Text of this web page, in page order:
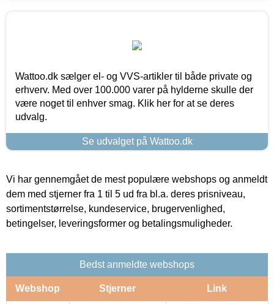
Wattoo.dk sælger el- og VVS-artikler til både private og
erhverv. Med over 100.000 varer på hylderne skulle der
være noget til enhver smag. Klik her for at se deres
udvalg.
Se udvalget på Wattoo.dk
Vi har gennemgået de mest populære webshops og anmeldt
dem med stjerner fra 1 til 5 ud fra bl.a. deres prisniveau,
sortimentstørrelse, kundeservice, brugervenlighed,
betingelser, leveringsformer og betalingsmuligheder.
Bedst anmeldte webshops
Webshop Stjerner Link